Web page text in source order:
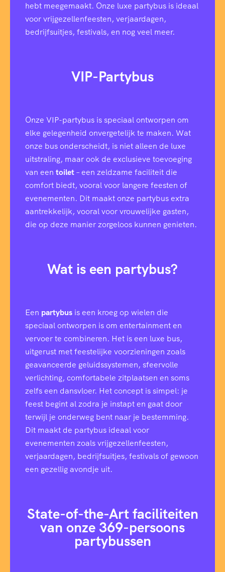
hebt meegemaakt. Onze luxe partybus is ideaal
voor vrijgezellenfeesten, verjaardagen,
bedrijfsuitjes, festivals, en nog veel meer.
VIP-Partybus
Onze VIP-partybus is speciaal ontworpen om
elke gelegenheid onvergetelijk te maken. Wat
onze bus onderscheidt, is niet alleen de luxe
uitstraling, maar ook de exclusieve toevoeging
van een toilet– een zeldzame faciliteit die
comfort biedt, vooral voor langere feesten of
evenementen. Dit maakt onze partybus extra
aantrekkelijk, vooral voor vrouwelijke gasten,
die op deze manier zorgeloos kunnen genieten.
Wat is een partybus?
Een partybus is een kroeg op wielen die
speciaal ontworpen is om entertainment en
vervoer te combineren. Het is een luxe bus,
uitgerust met feestelijke voorzieningen zoals
geavanceerde geluidssystemen, sfeervolle
verlichting, comfortabele zitplaatsen en soms
zelfs een dansvloer. Het concept is simpel: je
feest begint al zodra je instapt en gaat door
terwijl je onderweg bent naar je bestemming.
Dit maakt de partybus ideaal voor
evenementen zoals vrijgezellenfeesten,
verjaardagen, bedrijfsuitjes, festivals of gewoon
een gezellig avondje uit.
State-of-the-Art faciliteiten
van onze 369-persoons
partybussen